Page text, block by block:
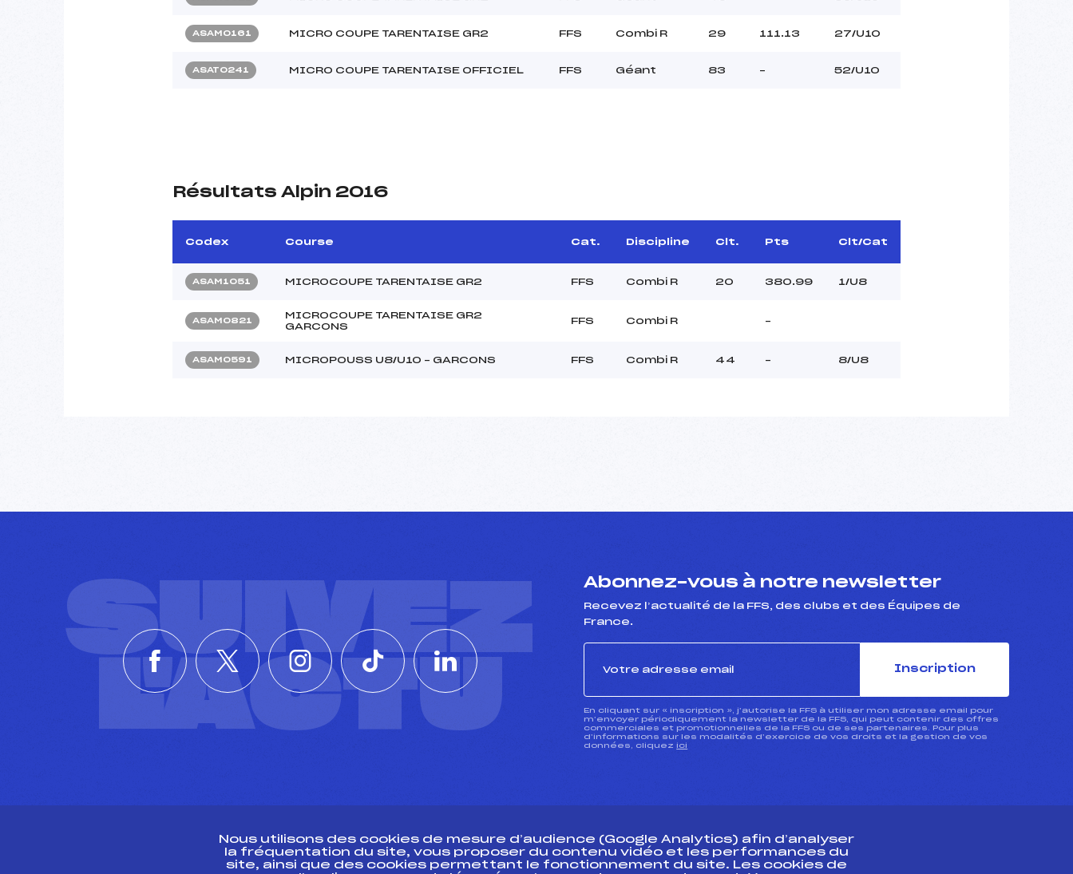
ASAM0161 MICRO COUPE TARENTAISE GR2 FFS Combi R 29 111.13 27/U10
ASAT0241 MICRO COUPE TARENTAISE OFFICIEL FFS Géant 83 – 52/U10
Résultats Alpin 2016
Codex Course Cat. Discipline Clt. Pts Clt/Cat
ASAM1051 MICROCOUPE TARENTAISE GR2 FFS Combi R 20 380.99 1/U8
ASAM0821
MICROCOUPE TARENTAISE GR2
GARCONS
FFS Combi R –
ASAM0591 MICROPOUSS U8/U10 – GARCONS FFS Combi R 44 – 8/U8
SUIVEZ
L'ACTU
Abonnez-vous à notre newsletter
Recevez l’actualité de la FFS, des clubs et des Équipes de
France.
Inscription
En cliquant sur « inscription », j’autorise la FFS à utiliser mon adresse email pour
m’envoyer périodiquement la newsletter de la FFS, qui peut contenir des offres
commerciales et promotionnelles de la FFS ou de ses partenaires. Pour plus
d’informations sur les modalités d’exercice de vos droits et la gestion de vos
données, cliquez ici
Ressources
Nous utilisons des cookies de mesure d’audience (Google Analytics) afin d’analyser
la fréquentation du site, vous proposer du contenu vidéo et les performances du
site, ainsi que des cookies permettant le fonctionnement du site. Les cookies de